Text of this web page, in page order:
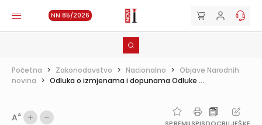
NN 85/2026
Početna > Zakonodavstvo > Nacionalno > Objave Narodnih
novina > Odluka o izmjenama i dopunama Odluke ...
AA